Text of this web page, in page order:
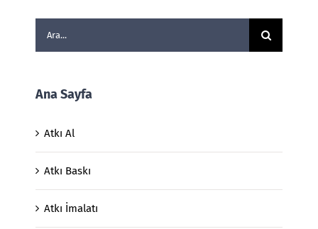
Ara:
Ana Sayfa
Atkı Al
Atkı Baskı
Atkı İmalatı